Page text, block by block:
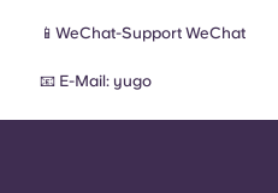
📱WeChat-SupportWeChat
📧 E-Mail: yugo